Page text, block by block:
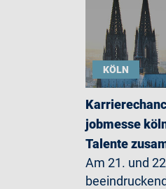
KÖLN
jobmesse
Talente
Am 21. und